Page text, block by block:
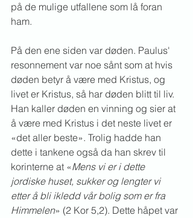
på de mulige utfallene som lå foran
ham.
På den ene siden var døden. Paulus'
resonnement var noe sånt som at hvis
døden betyr å være med Kristus, og
livet er Kristus, så har døden blitt til liv.
Han kaller døden en vinning og sier at
å være med Kristus i det neste livet er
«det aller beste». Trolig hadde han
dette i tankene også da han skrev til
korinterne at «Mens vi er i dette
jordiske huset, sukker og lengter vi
etter å bli ikledd vår bolig som er fra
Himmelen» (2 Kor 5,2). Dette håpet var